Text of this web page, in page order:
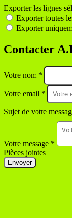
Exporter les lignes
Exporter toutes
Exporter
Contacter
Votre nom *
Votre email *
Sujet de votre
Votre message *
Pièces jointes
Envoyer